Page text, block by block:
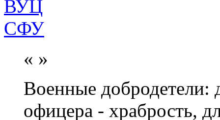
« »
Военные добродетели:
офицера - храбрость,